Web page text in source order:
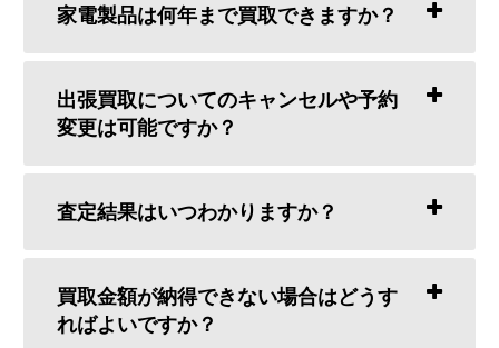
家電製品は何年まで買取できますか？
出張買取についてのキャンセルや予約
変更は可能ですか？
査定結果はいつわかりますか？
買取金額が納得できない場合はどうす
ればよいですか？